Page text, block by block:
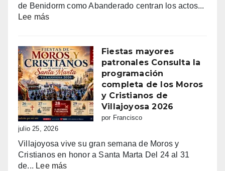
de Benidorm como Abanderado centran los actos...
Lee más:
con
Sant
Jaume:
un
día
grande
de
fe,
y
emoción
Fiestas mayores
patronales Consulta la
programación
completa de los Moros
y Cristianos de
Villajoyosa 2026
por Francisco
julio 25, 2026
Villajoyosa vive su gran semana de Moros y
Cristianos en honor a Santa Marta Del 24 al 31
de... Lee más: